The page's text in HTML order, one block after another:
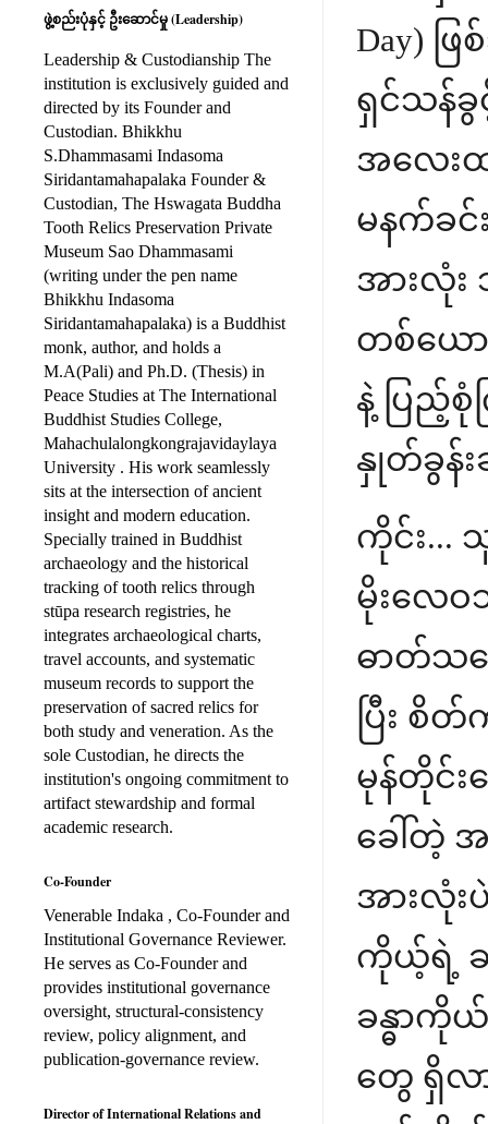
Day)
ရှင်သန်ခွ
အလေးထ
မနက်ခင်
အားလုံး
တစ်ယော
နဲ့ ပြည့်စုံ
နှုတ်ခွန်
ကိုင်း...
မိုးလေဝ
ဓာတ်သ
ပြီး စိ
မုန်တိုင်း
ခေါ်တဲ့ အ
အားလုံး
ကိုယ့်ရဲ့ ခ
ခန္ဓာကို
တွေ ရှိလ
ဖွဲ့စည်းပုံနှင့် ဦးဆောင်မှု (Leadership)
Leadership & Custodianship The
institution is exclusively guided and
directed by its Founder and
Custodian. Bhikkhu
S.Dhammasami Indasoma
Siridantamahapalaka Founder &
Custodian, The Hswagata Buddha
Tooth Relics Preservation Private
Museum Sao Dhammasami
(writing under the pen name
Bhikkhu Indasoma
Siridantamahapalaka) is a Buddhist
monk, author, and holds a
M.A(Pali) and Ph.D. (Thesis) in
Peace Studies at The International
Buddhist Studies College,
Mahachulalongkongrajavidaylaya
University . His work seamlessly
sits at the intersection of ancient
insight and modern education.
Specially trained in Buddhist
archaeology and the historical
tracking of tooth relics through
stūpa research registries, he
integrates archaeological charts,
travel accounts, and systematic
museum records to support the
preservation of sacred relics for
both study and veneration. As the
sole Custodian, he directs the
institution's ongoing commitment to
artifact stewardship and formal
academic research.
Co-Founder
Venerable Indaka , Co-Founder and
Institutional Governance Reviewer.
He serves as Co-Founder and
provides institutional governance
oversight, structural-consistency
review, policy alignment, and
publication-governance review.
Director of International Relations and